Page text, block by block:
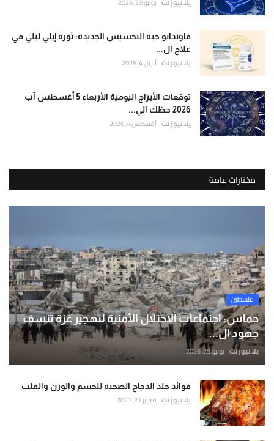
يلا نيوز نت يونيو 30, 2026
فاوندايو حبة التخسيس الجديدة: ثورة إيلي ليلي في
علاج ال...
يلا نيوز نت أبريل 4, 2026
توقعات الأبراج اليومية الأربعاء 5 أغسطس آب
2026 حظك الي...
يلا نيوز نت أغسطس 4, 2026
مختارات عامة
فلسطين
حماس: اجتماعات الاحتلال الأمنية لتهجير غزة تنسف
جهود ال...
يلا نيوز نت يونيو 25, 2026
فوائد جلد الدجاج الصحية للجسم والوزن والقلب
يلا نيوز نت فبراير 21, 2021